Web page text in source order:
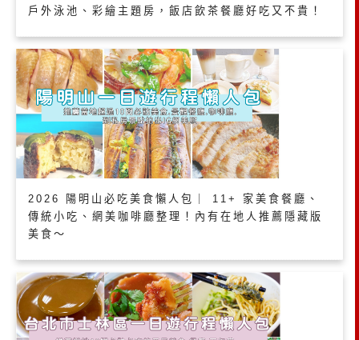
戶外泳池、彩繪主題房，飯店飲茶餐廳好吃又不貴！
2026 陽明山必吃美食懶人包｜ 11+ 家美食餐廳、
傳統小吃、網美咖啡廳整理！內有在地人推薦隱藏版
美食～